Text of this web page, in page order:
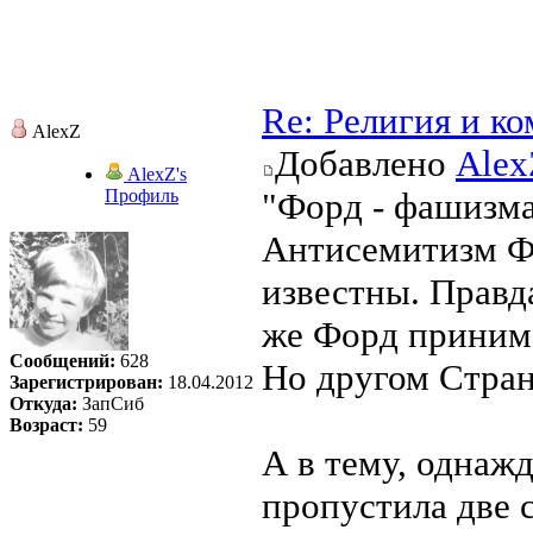
AlexZ
AlexZ's
Профиль
Сообщений: 628
Зарегистрирован: 18.04.2012
Откуда: ЗапСиб
Возраст: 59
Re: Религия и
Добавлено
"Форд - фашизма
Антисемитизм
известны.
же Форд
Но другом
А в тему,
пропустила две